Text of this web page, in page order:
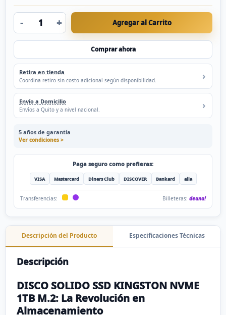
- + Agregar al Carrito
Comprar ahora
Retira en tienda
Coordina retiro sin costo adicional según disponibilidad.
Envío a Domicilio
Envíos a Quito y a nivel nacional.
5 años de garantía
Ver condiciones >
Paga seguro como prefieras:
VISA Mastercard Diners Club DISCOVER Bankard alia
Transferencias: Billeteras: deuna!
Descripción del Producto Especificaciones Técnicas
Descripción
DISCO SOLIDO SSD KINGSTON NVME
1TB M.2: La Revolución en
Almacenamiento